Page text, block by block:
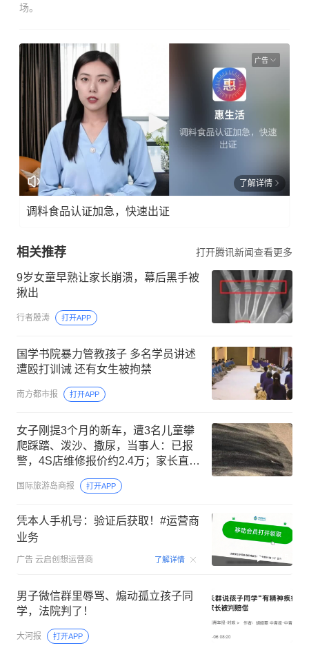
场。
广告
了解详情
调料食品认证加急，快速出证
相关推荐 打开腾讯新闻查看更多
9岁女童早熟让家长崩溃，幕后黑手被
揪出
行者殷涛 打开APP
国学书院暴力管教孩子 多名学员讲述
遭殴打训诫 还有女生被拘禁
南方都市报 打开APP
女子刚提3个月的新车，遭3名儿童攀
爬踩踏、泼沙、撒尿，当事人：已报
警，4S店维修报价约2.4万；家长直言
赔偿金太离谱、“让她去起诉”
国际旅游岛商报 打开APP
凭本人手机号：验证后获取！#运营商
业务
广告 云启创想运营商 了解详情 00:15
男子微信群里辱骂、煽动孤立孩子同
学，法院判了！
大河报 打开APP